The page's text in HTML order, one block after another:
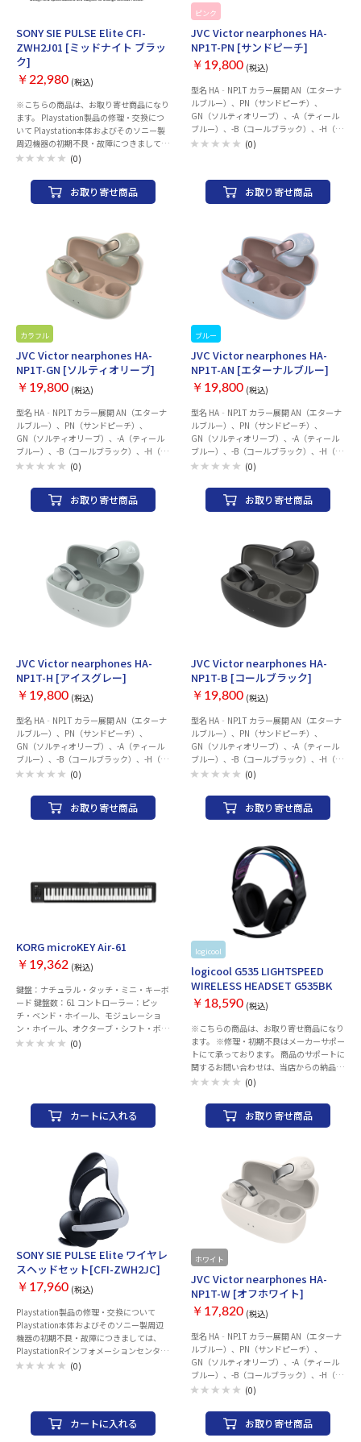
SONY SIE PULSE Elite CFI-
ZWH2J01 [ミッドナイト ブラッ
ク]
￥22,980 (税込)
※こちらの商品は、お取り寄せ商品になり
ます。 Playstation製品の修理・交換につ
いて Playstation本体およびそのソニー製
周辺機器の初期不良・故障につきまして
は、PlaystationRインフォメーションセン
ます。販売店での返品・交換は行っており
ません。 また、お買い上げいただいた製
品の付属品の不足や欠品のお問合せも下記
Playstationインフォメーションセンター
電話番号：0570-783-929(一部のIP電話の
場合 050-3754-9800) 受付時間 10:00 ～
ッドセット ・PlayStation Link USBアダプ
ター ・PULSE Elite 充電フック ・マウンテ
ィングプレート* ・USBケーブル ・印刷物
1式 *壁に固定するネジなどの工具は付属
していません。
(0)
お取り寄せ商品
ピンク
JVC Victor nearphones HA-
NP1T-PN [サンドピーチ]
￥19,800 (税込)
型名 HA‐NP1T カラー展開 AN（エターナ
ルブルー）、PN（サンドピーチ）、
GN（ソルティオリーブ）、-A（ティール
ブルー）、-B（コールブラック）、-H（ア
イスグレー）、-T（マルーン）、-W（オフ
力 Bluetooth®標準規格 Ver.5.3 / Power
Class 1 対応コーデック SBC / AAC 対応コ
ンテンツ保護 SCMS-T方式 電池持続時間
最大16時間（計：最大24時間） 充電時間
※1 イヤホン：約2時間、充電ケース：約
2.5時間 質量 イヤホン(片耳)：約4.9g、充
電ケース：約30g 付属品 充電ケース、充電
用USBケーブル、ロゴステッカー
(0)
お取り寄せ商品
カラフル
JVC Victor nearphones HA-
NP1T-GN [ソルティオリーブ]
￥19,800 (税込)
型名 HA‐NP1T カラー展開 AN（エターナ
ルブルー）、PN（サンドピーチ）、
GN（ソルティオリーブ）、-A（ティール
ブルー）、-B（コールブラック）、-H（ア
イスグレー）、-T（マルーン）、-W（オフ
ライバーユニット 口径10mm 通信方式/出
力 Bluetooth®標準規格 Ver.5.3 / Power
Class 1 対応コーデック SBC / AAC 対応コ
※1 イヤホン：最大8時間、充電ケース：
最大16時間（計：最大24時間） 充電時間
※1 イヤホン：約2時間、充電ケース：約
2.5時間 質量 イヤホン(片耳)：約4.9g、充
電ケース：約30g 付属品 充電ケース、充電
用USBケーブル、ロゴステッカー
(0)
お取り寄せ商品
ブルー
JVC Victor nearphones HA-
NP1T-AN [エターナルブルー]
￥19,800 (税込)
型名 HA‐NP1T カラー展開 AN（エターナ
ルブルー）、PN（サンドピーチ）、
GN（ソルティオリーブ）、-A（ティール
ブルー）、-B（コールブラック）、-H（ア
イスグレー）、-T（マルーン）、-W（オフ
ライバーユニット 口径10mm 通信方式/出
力 Bluetooth®標準規格 Ver.5.3 / Power
Class 1 対応コーデック SBC / AAC 対応コ
※1 イヤホン：最大8時間、充電ケース：
最大16時間（計：最大24時間） 充電時間
※1 イヤホン：約2時間、充電ケース：約
2.5時間 質量 イヤホン(片耳)：約4.9g、充
電ケース：約30g 付属品 充電ケース、充電
用USBケーブル、ロゴステッカー
(0)
お取り寄せ商品
JVC Victor nearphones HA-
NP1T-H [アイスグレー]
￥19,800 (税込)
型名 HA‐NP1T カラー展開 AN（エターナ
ルブルー）、PN（サンドピーチ）、
GN（ソルティオリーブ）、-A（ティール
ブルー）、-B（コールブラック）、-H（ア
イスグレー）、-T（マルーン）、-W（オフ
ライバーユニット 口径10mm 通信方式/出
力 Bluetooth®標準規格 Ver.5.3 / Power
Class 1 対応コーデック SBC / AAC 対応コ
2.5時間 質量 イヤホン(片耳)：約4.9g、充
電ケース：約30g 付属品 充電ケース、充電
(0)
お取り寄せ商品
JVC Victor nearphones HA-
NP1T-B [コールブラック]
￥19,800 (税込)
型名 HA‐NP1T カラー展開 AN（エターナ
ルブルー）、PN（サンドピーチ）、
GN（ソルティオリーブ）、-A（ティール
ブルー）、-B（コールブラック）、-H（ア
イスグレー）、-T（マルーン）、-W（オフ
ライバーユニット 口径10mm 通信方式/出
力 Bluetooth®標準規格 Ver.5.3 / Power
Class 1 対応コーデック SBC / AAC 対応コ
※1 イヤホン：最大8時間、充電ケース：
最大16時間（計：最大24時間） 充電時間
※1 イヤホン：約2時間、充電ケース：約
2.5時間 質量 イヤホン(片耳)：約4.9g、充
電ケース：約30g 付属品 充電ケース、充電
用USBケーブル、ロゴステッカー
(0)
お取り寄せ商品
KORG microKEY Air-61
￥19,362 (税込)
鍵盤：ナチュラル・タッチ・ミニ・キーボ
ード 鍵盤数：61 コントローラー：ピッ
チ・ベンド・ホイール、モジュレーショ
ン・ホイール、オクターブ・シフト・ボタ
ン オクターブ・シフト：-3～+3 接続端
続時、アルカリ電池またはニッケル水素電
池) ・USBバス電源方式 (USB接続時) 電池
寿命：約30時間 (アルカリ電池使用時) 消
×(H)：850 × 139 × 54 mm 質量 (電池含
説明書、KORG Software Bundle code
(0)
カートに入れる
logicool
logicool G535 LIGHTSPEED
WIRELESS HEADSET G535BK
￥18,590 (税込)
※こちらの商品は、お取り寄せ商品になり
ます。 ※修理・初期不良はメーカーサポー
トにて承っております。 商品のサポートに
関するお問い合わせは、当店からの納品書
をご用意いただき、 下記サポートにご連絡
ておりません。 ロジクール カスタマーリ
レーションセンター TEL: 050-3196-5644
営業時間： 月曜日～金曜日（祝日を除
プ：オーバーヘッド インターフェース：
USB(無線2.4GHz) 装着タイプ：両耳用 指
向性：単一指向性 感度(ヘッドホン部)：
87.5dB SPL/mW リモコン：○ サラウン
ド：○ ゲーミング：○ ミュート機能：○
重量：236 g カラー：ブラック
(0)
お取り寄せ商品
SONY SIE PULSE Elite ワイヤレ
スヘッドセット[CFI-ZWH2JC]
￥17,960 (税込)
Playstation製品の修理・交換について
Playstation本体およびそのソニー製周辺
機器の初期不良・故障につきましては、
PlaystationRインフォメーションセンター
までお問い合わせのほどお願いいたしま
ールセンターでお受けしています。
Playstationインフォメーションセンター
(0)
カートに入れる
ホワイト
JVC Victor nearphones HA-
NP1T-W [オフホワイト]
￥17,820 (税込)
型名 HA‐NP1T カラー展開 AN（エターナ
ルブルー）、PN（サンドピーチ）、
GN（ソルティオリーブ）、-A（ティール
ブルー）、-B（コールブラック）、-H（ア
イスグレー）、-T（マルーン）、-W（オフ
ライバーユニット 口径10mm 通信方式/出
力 Bluetooth®標準規格 Ver.5.3 / Power
Class 1 対応コーデック SBC / AAC 対応コ
(0)
お取り寄せ商品